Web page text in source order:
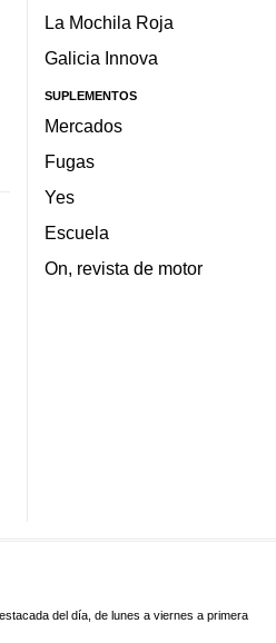
La Mochila Roja
Galicia Innova
SUPLEMENTOS
Mercados
Fugas
Yes
Escuela
On, revista de motor
del día, de lunes a viernes a primera